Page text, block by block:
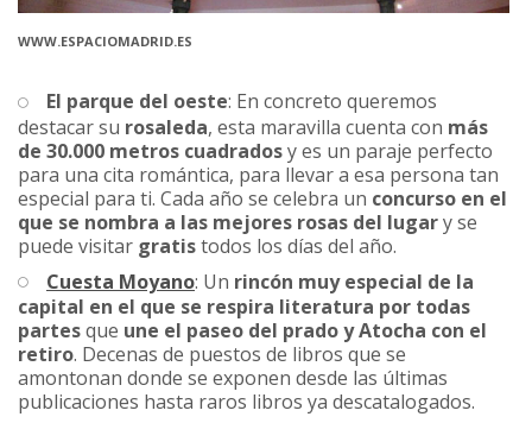
WWW.ESPACIOMADRID.ES
El parque del oeste: En concreto queremos
destacar su rosaleda, esta maravilla cuenta con más
de 30.000 metros cuadradosy es un paraje perfecto
para una cita romántica, para llevar a esa persona tan
especial para ti. Cada año se celebra un concurso en el
que se nombra a las mejores rosas del lugary se
puede visitar gratistodos los días del año.
Cuesta Moyano: Un rincón muy especial de la
capital en el que se respira literatura por todas
partesque une el paseo del prado y Atocha con el
retiro. Decenas de puestos de libros que se
amontonan donde se exponen desde las últimas
publicaciones hasta raros libros ya descatalogados.